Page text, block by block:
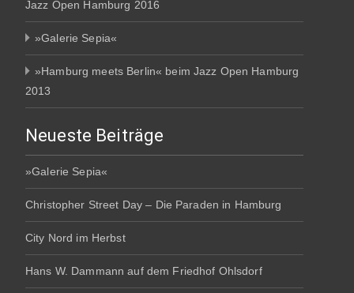
Jazz Open Hamburg 2016
»Galerie Sepia«
»Hamburg meets Berlin« beim Jazz Open Hamburg
2013
Neueste Beiträge
»Galerie Sepia«
Christopher Street Day – Die Paraden in Hamburg
City Nord im Herbst
Hans W. Dammann auf dem Friedhof Ohlsdorf